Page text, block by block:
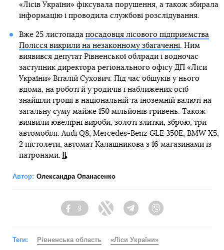
«Лісів України» фіксувала порушення, а також збирала
інформацію і проводила службові розслідування.
Вже 25 листопада посадовця лісового підприємства
Полісся викрили на незаконному збагаченні . Ним
виявився депутат Рівненської облради і водночас
заступник директора регіонального офісу ДП «Ліси
України» Віталій Сухович. Під час обшуків у нього
вдома, на роботі й у родичів і наближених осіб
знайшли гроші в національній та іноземній валюті на
загальну суму майже 150 мільйонів гривень. Також
виявили ювелірні вироби, золоті злитки, зброю, три
автомобілі: Audi Q8, Mercedes-Benz GLE 350E, BMW X5,
2 пістолети, автомат Калашникова з 16 магазинами із
патронами.
Автор: Олександра Опанасенко
Facebook
9
Twitter TelegramViber
Теги: Рівненська область «Ліси України»